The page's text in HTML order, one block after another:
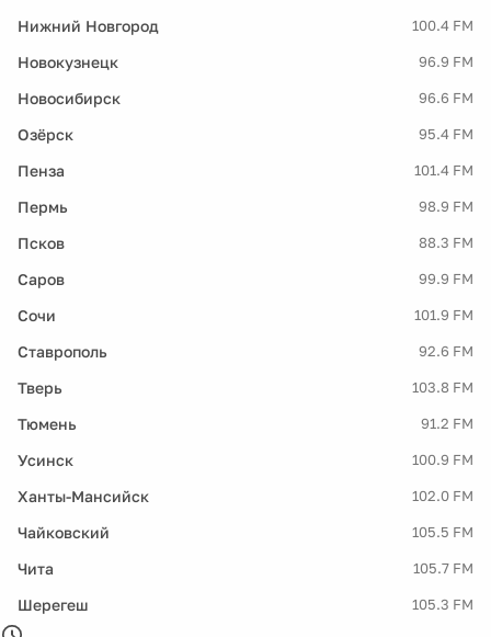
Нижний Новгород 100.4 FM
Новокузнецк 96.9 FM
Новосибирск 96.6 FM
Озёрск 95.4 FM
Пенза 101.4 FM
Пермь 98.9 FM
Псков 88.3 FM
Саров 99.9 FM
Сочи 101.9 FM
Ставрополь 92.6 FM
Тверь 103.8 FM
Тюмень 91.2 FM
Усинск 100.9 FM
Ханты-Мансийск 102.0 FM
Чайковский 105.5 FM
Чита 105.7 FM
Шерегеш 105.3 FM